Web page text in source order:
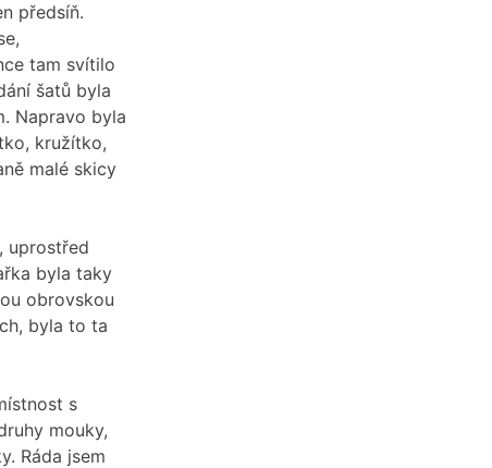
předsíň.
tam svítilo
šatů byla
Napravo byla
kružítko,
malé skicy
uprostřed
byla taky
obrovskou
byla to ta
s
mouky,
Ráda jsem